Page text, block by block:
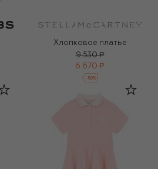
Хлопковое платье
9 530 ₽
6 670 ₽
-30%